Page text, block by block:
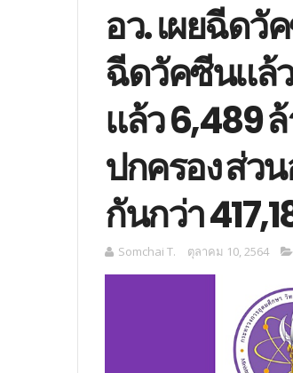
อว. เผยฉีดวั
ฉีดวัคซีนแล้
แล้ว 6,489
ปกครอง ส่ว
กันกว่า
Somchai T. ตุลาคม 10, 2564